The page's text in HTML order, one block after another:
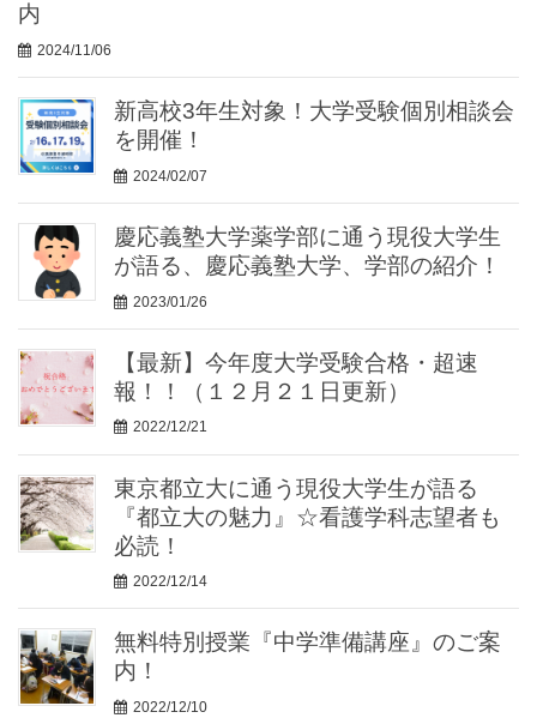
内
2024/11/06
新高校3年生対象！大学受験個別相談会
を開催！
2024/02/07
慶応義塾大学薬学部に通う現役大学生
が語る、慶応義塾大学、学部の紹介！
2023/01/26
【最新】今年度大学受験合格・超速
報！！（１２月２１日更新）
2022/12/21
東京都立大に通う現役大学生が語る
『都立大の魅力』☆看護学科志望者も
必読！
2022/12/14
無料特別授業『中学準備講座』のご案
内！
2022/12/10